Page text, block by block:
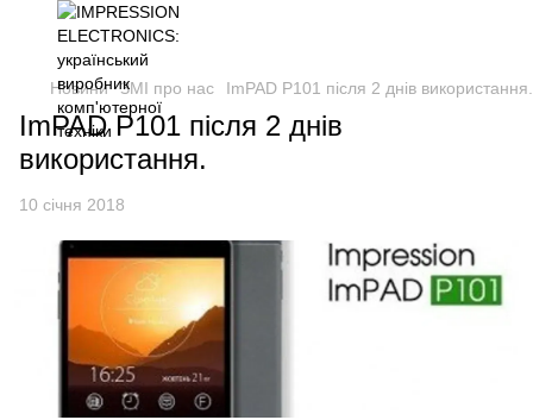
Новини ЗМІ про нас ImPAD P101 після 2 днів використання.
ImPAD P101 після 2 днів
використання.
10 січня 2018